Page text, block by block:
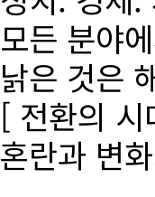
모든 분야
낡은 것은
[ 전환의
혼란과 변